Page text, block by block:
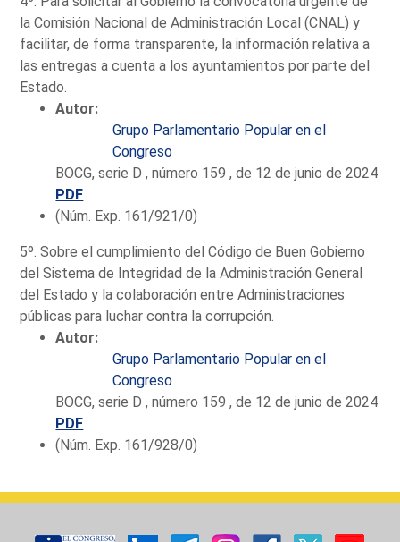
la Comisión Nacional de Administración Local (CNAL) y
facilitar, de forma transparente, la información relativa a
las entregas a cuenta a los ayuntamientos por parte del
Estado.
Autor:
Grupo Parlamentario Popular en el
Congreso
BOCG, serie D , número 159 , de 12 de junio de 2024
PDF
(Núm. Exp. 161/921/0)
5º. Sobre el cumplimiento del Código de Buen Gobierno
del Sistema de Integridad de la Administración General
del Estado y la colaboración entre Administraciones
públicas para luchar contra la corrupción.
Autor:
Grupo Parlamentario Popular en el
Congreso
BOCG, serie D , número 159 , de 12 de junio de 2024
PDF
(Núm. Exp. 161/928/0)